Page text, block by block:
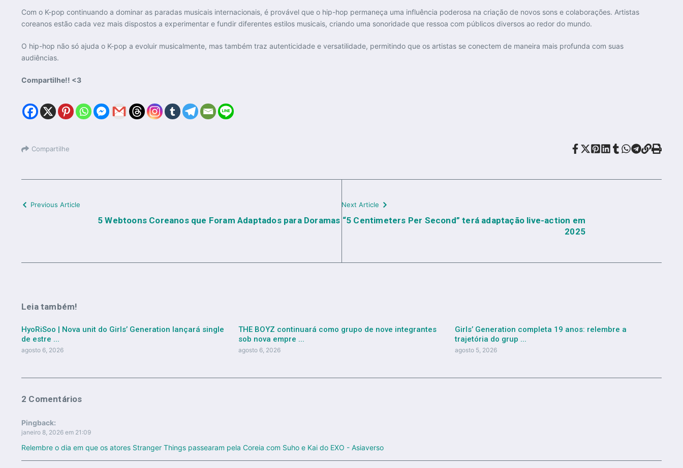
Com o K-pop continuando a dominar as paradas musicais internacionais, é provável que o hip-hop permaneça uma influência poderosa na criação de novos sons e colaborações. Artistas
coreanos estão cada vez mais dispostos a experimentar e fundir diferentes estilos musicais, criando uma sonoridade que ressoa com públicos diversos ao redor do mundo.
O hip-hop não só ajuda o K-pop a evoluir musicalmente, mas também traz autenticidade e versatilidade, permitindo que os artistas se conectem de maneira mais profunda com suas
audiências.
Compartilhe!! <3
Compartilhe
Previous Article
5 Webtoons Coreanos que Foram Adaptados para Doramas
Next Article
“5 Centimeters Per Second” terá adaptação live-action em
2025
Leia também!
HyoRiSoo | Nova unit do Girls’ Generation lançará single
de estre ...
agosto 6, 2026
THE BOYZ continuará como grupo de nove integrantes
sob nova empre ...
agosto 6, 2026
Girls’ Generation completa 19 anos: relembre a
trajetória do grup ...
agosto 5, 2026
2 Comentários
Pingback:
janeiro 8, 2026 em 21:09
Relembre o dia em que os atores Stranger Things passearam pela Coreia com Suho e Kai do EXO - Asiaverso